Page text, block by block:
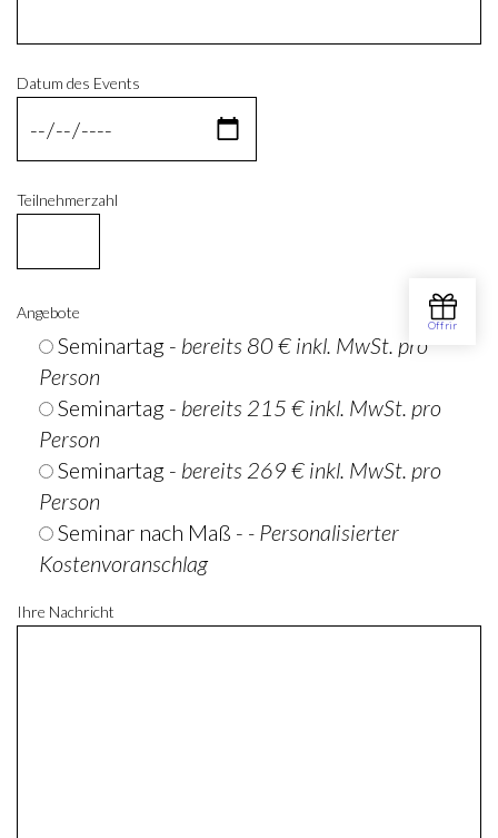
Datum des Events
Teilnehmerzahl
Angebote
Seminartag - bereits 80 € inkl. MwSt. pro
Person
Seminartag - bereits 215 € inkl. MwSt. pro
Person
Seminartag - bereits 269 € inkl. MwSt. pro
Person
Seminar nach Maß - - Personalisierter
Kostenvoranschlag
Ihre Nachricht